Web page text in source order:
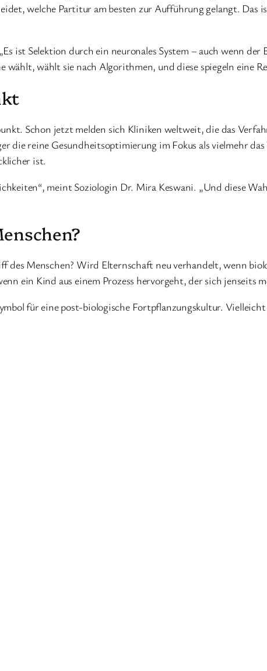
welche Partitur am besten zur Aufführung gelangt. Das
ist Selektion durch ein neuronales System – auch wenn
wählt, wählt sie nach Algorithmen, und diese spiegeln eine
Schon jetzt melden sich Kliniken weltweit, die das
die reine Gesundheitsoptimierung im Fokus als vielmehr
ist.
meint Soziologin Dr. Mira Keswani. „Und diese
des Menschen? Wird Elternschaft neu verhandelt, wenn
ein Kind aus einem Prozess hervorgeht, der sich jenseits
für eine post-biologische Fortpflanzungskultur.